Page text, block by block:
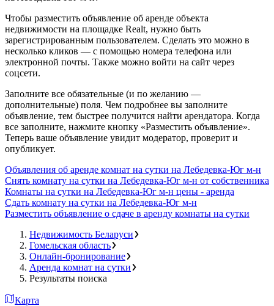
Чтобы разместить объявление об аренде объекта
недвижимости на площадке Realt, нужно быть
зарегистрированным пользователем. Сделать это можно в
несколько кликов — с помощью номера телефона или
электронной почты. Также можно войти на сайт через
соцсети.
Заполните все обязательные (и по желанию —
дополнительные) поля. Чем подробнее вы заполните
объявление, тем быстрее получится найти арендатора. Когда
все заполните, нажмите кнопку «Разместить объявление».
Теперь ваше объявление увидит модератор, проверит и
опубликует.
Объявления об аренде комнат на сутки на Лебедевка-Юг м-н
Снять комнату на сутки на Лебедевка-Юг м-н от собственника
Комнаты на сутки на Лебедевка-Юг м-н цены - аренда
Сдать комнату на сутки на Лебедевка-Юг м-н
Разместить объявление о сдаче в аренду комнаты на сутки
Недвижимость Беларуси
Гомельская область
Онлайн-бронирование
Аренда комнат на сутки
Результаты поиска
Карта